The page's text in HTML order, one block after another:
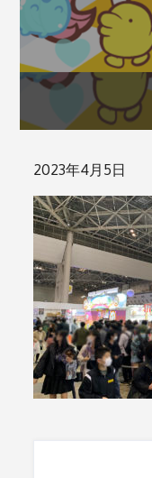
Posted
on
2023年4月5日